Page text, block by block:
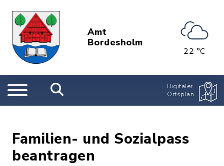
Amt
Bordesholm
22 °C
Digitaler
Ortsplan
Familien- und Sozialpass
beantragen